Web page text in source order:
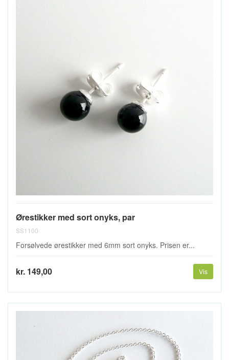
Ørestikker med sort onyks, par
SS1100
Forsølvede ørestikker med 6mm sort onyks. Prisen er...
kr. 149,00 Vis